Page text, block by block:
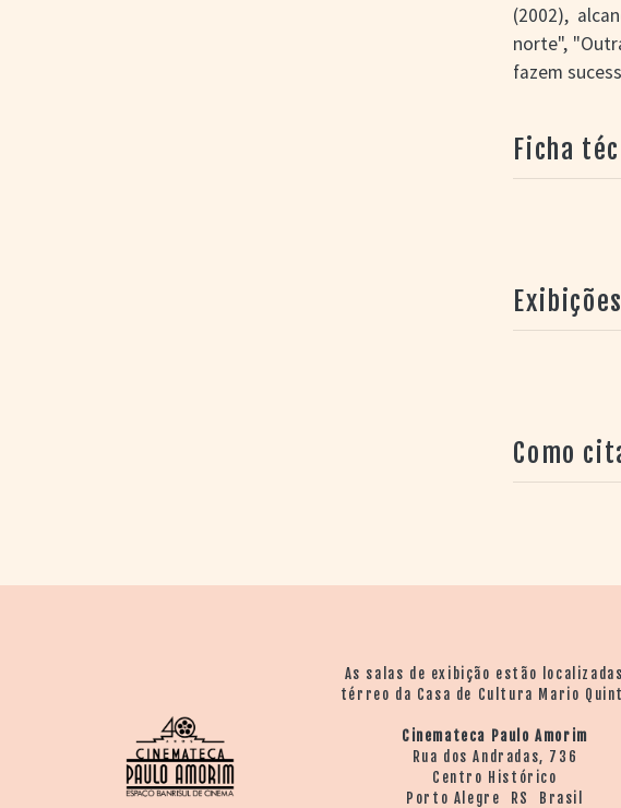
(2002),
norte",
fazem
Argentina e
especial de
Ficha
Exibições
Como
As salas de exibição estão
térreo da Casa de Cultura Mario
Cinemateca Paulo Amorim
Rua dos Andradas, 736
Centro Histórico
Porto Alegre RS Brasil